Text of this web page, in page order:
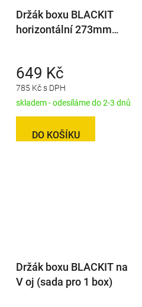
Držák boxu BLACKIT
horizontální 273mm
785 Kč s DPH
649 Kč
skladem - odesíláme do 2-3 dnů
DO KOŠÍKU
Držák boxu BLACKIT na
V oj (sada pro 1 box)